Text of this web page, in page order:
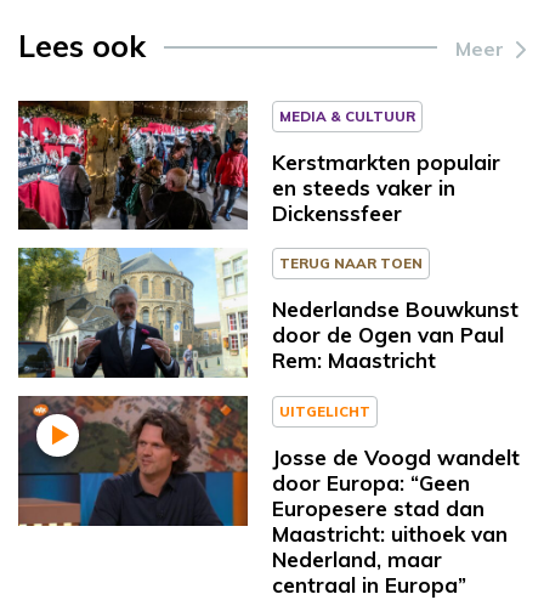
Lees ook Meer
MEDIA & CULTUUR
Kerstmarkten populair
en steeds vaker in
Dickenssfeer
TERUG NAAR TOEN
Nederlandse Bouwkunst
door de Ogen van Paul
Rem: Maastricht
UITGELICHT
Josse de Voogd wandelt
door Europa: “Geen
Europesere stad dan
Maastricht: uithoek van
Nederland, maar
centraal in Europa”